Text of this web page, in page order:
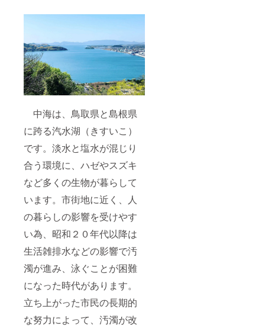
中海は、鳥取県と島根県
に跨る汽水湖（きすいこ）
です。淡水と塩水が混じり
合う環境に、ハゼやスズキ
など多くの生物が暮らして
います。市街地に近く、人
の暮らしの影響を受けやす
い為、昭和２０年代以降は
生活雑排水などの影響で汚
濁が進み、泳ぐことが困難
になった時代があります。
立ち上がった市民の長期的
な努力によって、汚濁が改